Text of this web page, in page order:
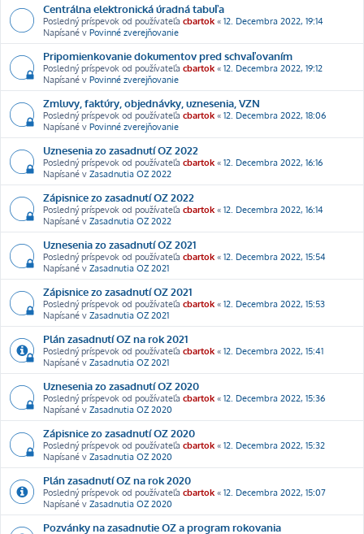
Centrálna elektronická úradná tabuľa
Posledný príspevok od používateľa cbartok « 12. Decembra 2022, 19:14
Napísané v Povinné zverejňovanie
Pripomienkovanie dokumentov pred schvaľovaním
Posledný príspevok od používateľa cbartok « 12. Decembra 2022, 19:12
Napísané v Povinné zverejňovanie
Zmluvy, faktúry, objednávky, uznesenia, VZN
Posledný príspevok od používateľa cbartok « 12. Decembra 2022, 18:06
Napísané v Povinné zverejňovanie
Uznesenia zo zasadnutí OZ 2022
Posledný príspevok od používateľa cbartok « 12. Decembra 2022, 16:16
Napísané v Zasadnutia OZ 2022
Zápisnice zo zasadnutí OZ 2022
Posledný príspevok od používateľa cbartok « 12. Decembra 2022, 16:14
Napísané v Zasadnutia OZ 2022
Uznesenia zo zasadnutí OZ 2021
Posledný príspevok od používateľa cbartok « 12. Decembra 2022, 15:54
Napísané v Zasadnutia OZ 2021
Zápisnice zo zasadnutí OZ 2021
Posledný príspevok od používateľa cbartok « 12. Decembra 2022, 15:53
Napísané v Zasadnutia OZ 2021
Plán zasadnutí OZ na rok 2021
Posledný príspevok od používateľa cbartok « 12. Decembra 2022, 15:41
Napísané v Zasadnutia OZ 2021
Uznesenia zo zasadnutí OZ 2020
Posledný príspevok od používateľa cbartok « 12. Decembra 2022, 15:36
Napísané v Zasadnutia OZ 2020
Zápisnice zo zasadnutí OZ 2020
Posledný príspevok od používateľa cbartok « 12. Decembra 2022, 15:32
Napísané v Zasadnutia OZ 2020
Plán zasadnutí OZ na rok 2020
Posledný príspevok od používateľa cbartok « 12. Decembra 2022, 15:07
Napísané v Zasadnutia OZ 2020
Pozvánky na zasadnutie OZ a program rokovania